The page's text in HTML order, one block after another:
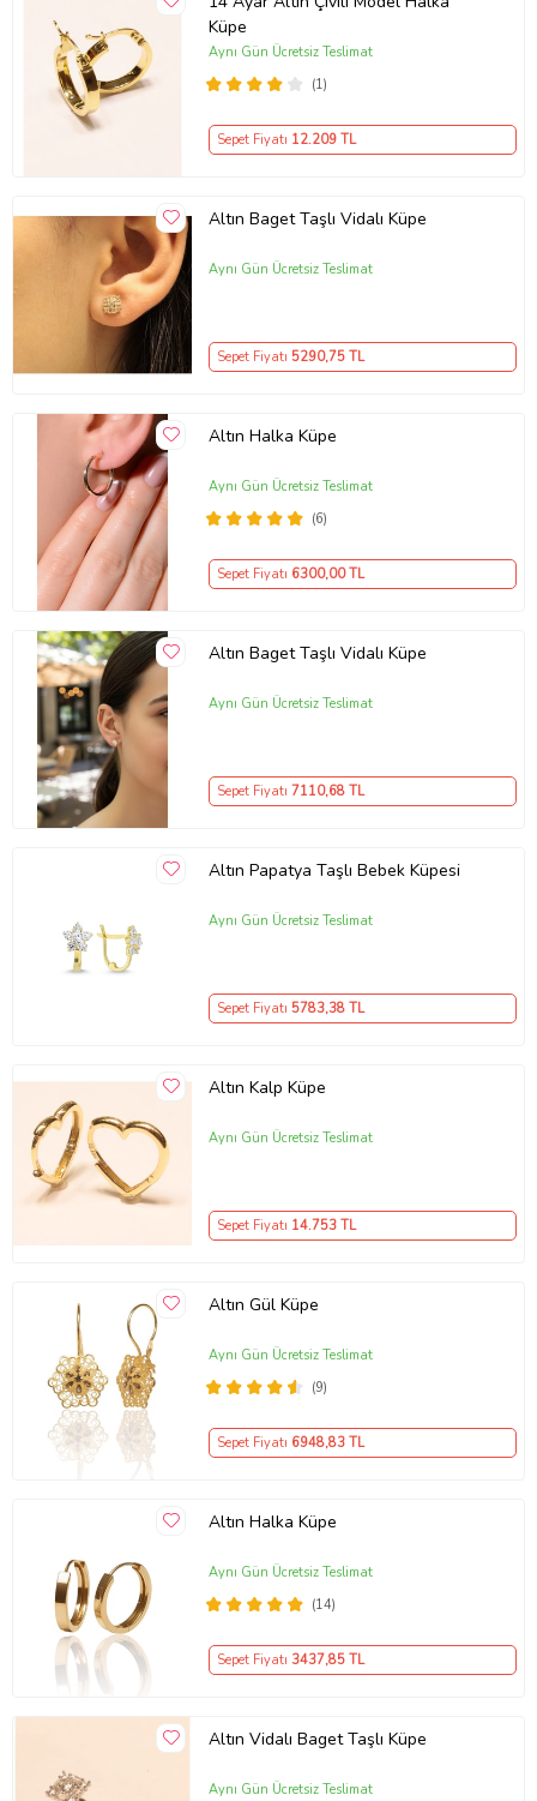
Küpe
(1)
Aynı Gün Ücretsiz Teslimat
Sepet Fiyatı 12.209TL
Altın Baget Taşlı Vidalı Küpe
Aynı Gün Ücretsiz Teslimat
Sepet Fiyatı 5290,75 TL
Altın Halka Küpe
(6)
Aynı Gün Ücretsiz Teslimat
Sepet Fiyatı 6300,00 TL
Altın Baget Taşlı Vidalı Küpe
Aynı Gün Ücretsiz Teslimat
Sepet Fiyatı 7110,68 TL
Altın Papatya Taşlı Bebek Küpesi
Aynı Gün Ücretsiz Teslimat
Sepet Fiyatı 5783,38 TL
Altın Kalp Küpe
Aynı Gün Ücretsiz Teslimat
Sepet Fiyatı 14.753TL
Altın Gül Küpe
(9)
Aynı Gün Ücretsiz Teslimat
Sepet Fiyatı 6948,83 TL
Altın Halka Küpe
(14)
Aynı Gün Ücretsiz Teslimat
Sepet Fiyatı 3437,85 TL
Altın Vidalı Baget Taşlı Küpe
Aynı Gün Ücretsiz Teslimat